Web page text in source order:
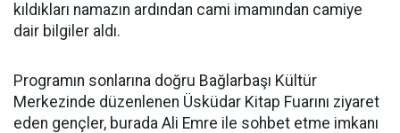
kıldıkları namazın ardından cami imamından camiye
dair bilgiler aldı.
Programın sonlarına doğru Bağlarbaşı Kültür
Merkezinde düzenlenen Üsküdar Kitap Fuarını ziyaret
eden gençler, burada Ali Emre ile sohbet etme imkanı